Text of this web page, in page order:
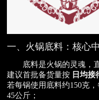
一、火锅底料：核心
底料是火锅的灵魂，
建议首批备货量按 日均接
若每锅使用底料约150克
45公斤；